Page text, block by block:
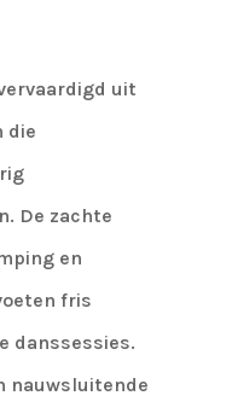
uit
die
De zachte
en
fris
danssessies.
nauwsluitende